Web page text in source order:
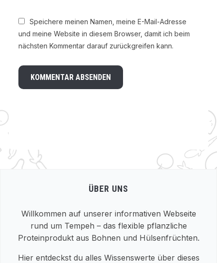
Speichere meinen Namen, meine E-Mail-Adresse
und meine Website in diesem Browser, damit ich beim
nächsten Kommentar darauf zurückgreifen kann.
ÜBER UNS
Willkommen auf unserer informativen Webseite
rund um Tempeh – das flexible pflanzliche
Proteinprodukt aus Bohnen und Hülsenfrüchten.
Hier entdeckst du alles Wissenswerte über dieses